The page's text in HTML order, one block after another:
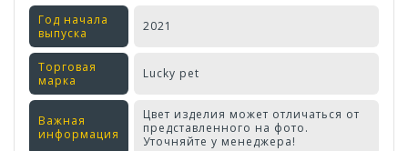
Год начала
выпуска
2021
Торговая
марка
Lucky pet
Важная
информация
Цвет изделия может отличаться от
представленного на фото.
Уточняйте у менеджера!